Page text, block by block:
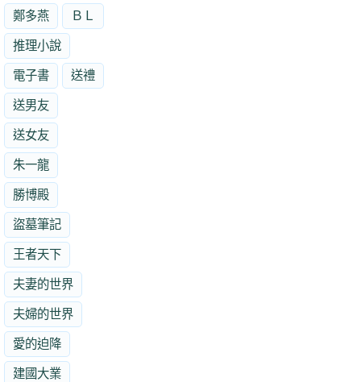
鄭多燕 ＢＬ
推理小說
電子書 送禮
送男友
送女友
朱一龍
勝博殿
盜墓筆記
王者天下
夫妻的世界
夫婦的世界
愛的迫降
建國大業